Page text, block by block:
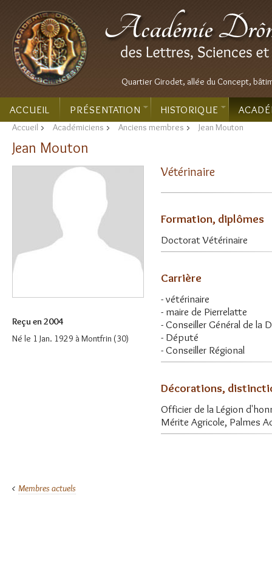
Quartier Girodet, allée du Concept,
ACCUEIL PRÉSENTATION HISTORIQUE
Accueil > Académiciens > Anciens membres > Jean Mouton
Jean Mouton
Reçu en 2004
Né le 1 Jan. 1929 à Montfrin (30)
Vétérinaire
Formation, diplômes
Doctorat Vétérinaire
Carrière
- vétérinaire
- maire de Pierrelatte
- Conseiller Général de la
- Député
- Conseiller Régional
Décorations,
Officier de la Légion
Mérite Agricole, Palmes
Membres actuels